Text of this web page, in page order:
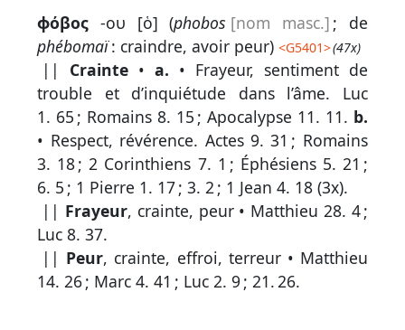
ϕόβος -ου [ὁ] (phobos [nom masc.] ; de
phébomaï: craindre, avoir peur)<G5401>(47x)
|| Crainte •a. • Frayeur, sentiment de
trouble et d’inquiétude dans l’âme. Luc
1. 65 ; Romains 8. 15 ; Apocalypse 11. 11. b.
• Respect, révérence. Actes 9. 31 ; Romains
3. 18;2 Corinthiens 7. 1 ; Éphésiens 5. 21 ;
6. 5 ; 1 Pierre 1. 17;3. 2; 1 Jean 4. 18 (3x).
|| Frayeur, crainte, peur • Matthieu 28. 4;
Luc 8. 37.
|| Peur, crainte, effroi, terreur • Matthieu
14. 26; Marc 4. 41 ; Luc 2. 9;21. 26.
Lexique
Recherche
grec
Rechercher
par
code
strong
Rechercher
par